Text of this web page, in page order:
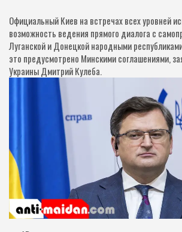
Официальный Киев на встречах всех уровней
возможность ведения прямого диалога с
Луганской и Донецкой народными
это предусмотрено Минскими соглашениями,
Украины Дмитрий Кулеба.